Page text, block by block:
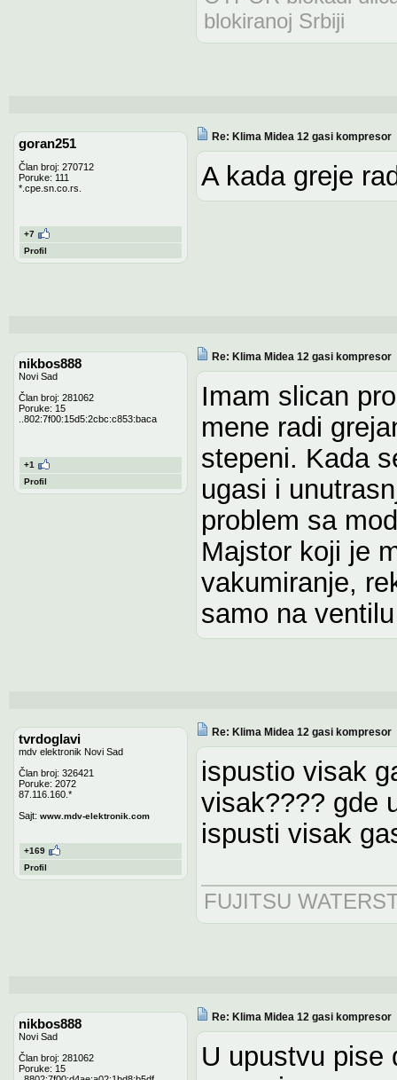
blokiranoj Srbiji
goran251
Član broj: 270712
Poruke: 111
*.cpe.sn.co.rs.
+7
Profil
Re: Klima Midea 12 gasi kompresor
A kada greje
nikbos888
Novi Sad
Član broj: 281062
Poruke: 15
..802:7f00:15d5:2cbc:c853:baca
+1
Profil
Re: Klima Midea 12 gasi kompresor
Imam slican
mene radi
stepeni. Kada
ugasi i
problem sa
Majstor koji je
vakumiranje,
samo na
tvrdoglavi
mdv elektronik Novi Sad
Član broj: 326421
Poruke: 2072
87.116.160.*
Sajt: www.mdv-elektronik.com
+169
Profil
Re: Klima Midea 12 gasi kompresor
ispustio visak
visak???? gde
ispusti visak
FUJITSU
nikbos888
Novi Sad
Član broj: 281062
Poruke: 15
Re: Klima Midea 12 gasi kompresor
U upustvu pise